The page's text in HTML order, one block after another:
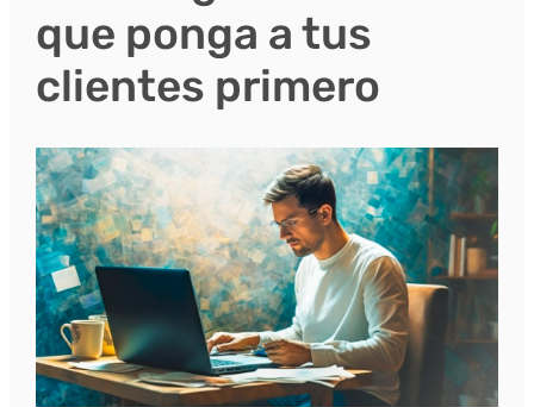
que ponga a tus
clientes primero